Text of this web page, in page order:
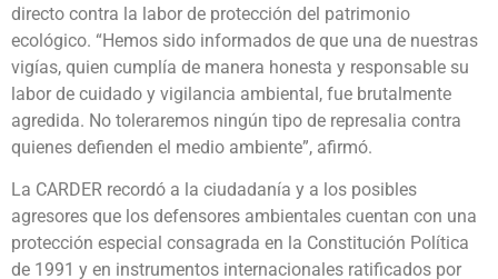
directo contra la labor de protección del patrimonio
ecológico. “Hemos sido informados de que una de nuestras
vigías, quien cumplía de manera honesta y responsable su
labor de cuidado y vigilancia ambiental, fue brutalmente
agredida. No toleraremos ningún tipo de represalia contra
quienes defienden el medio ambiente”, afirmó.
La CARDER recordó a la ciudadanía y a los posibles
agresores que los defensores ambientales cuentan con una
protección especial consagrada en la Constitución Política
de 1991 y en instrumentos internacionales ratificados por